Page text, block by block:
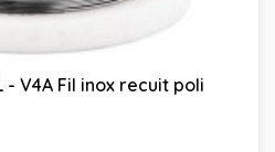
- V4A Fil inox recuit poli